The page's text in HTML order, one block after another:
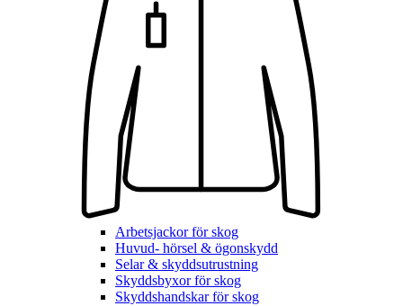
Arbetsjackor för skog
Huvud- hörsel & ögonskydd
Selar & skyddsutrustning
Skyddsbyxor för skog
Skyddshandskar för skog